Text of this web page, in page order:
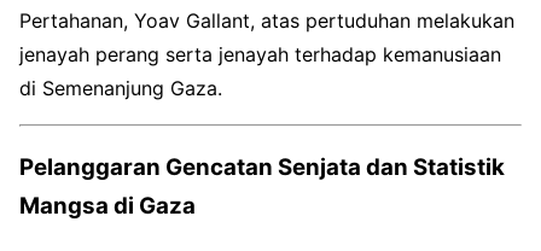
Pertahanan, Yoav Gallant, atas pertuduhan melakukan
jenayah perang serta jenayah terhadap kemanusiaan
di Semenanjung Gaza.
Pelanggaran Gencatan Senjata dan Statistik
Mangsa di Gaza